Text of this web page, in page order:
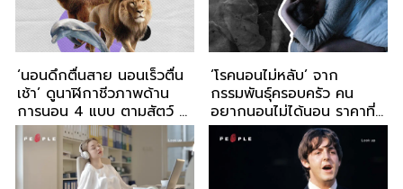
‘นอนดึกตื่นสาย นอนเร็วตื่น
เช้า’ ดูนาฬิกาชีวภาพด้าน
การนอน 4 แบบ ตามสัตว์ 4
ชนิด คุณคือแบบไหน
‘โรคนอนไม่หลับ’ จาก
กรรมพันธุ์ครอบครัว คน
อยากนอนไม่ได้นอน ราคาที่
ต้องจ่ายคือ ‘ชีวิต’